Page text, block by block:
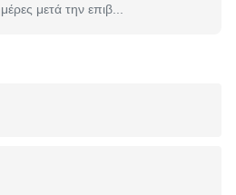
μετά την επιβ...